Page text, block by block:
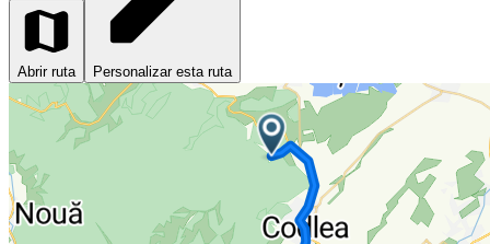
Abrir ruta Personalizar esta ruta